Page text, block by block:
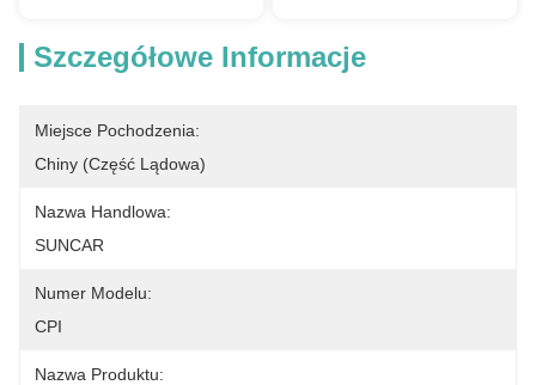
Szczegółowe Informacje
Miejsce Pochodzenia:
Chiny (część Lądowa)
Nazwa Handlowa:
SUNCAR
Numer Modelu:
CPI
Nazwa Produktu: